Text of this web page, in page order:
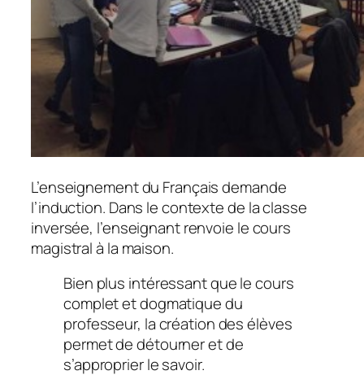
L’enseignement du Français demande
l’induction. Dans le contexte de la classe
inversée, l’enseignant renvoie le cours
magistral à la maison.
Bien plus intéressant que le cours
complet et dogmatique du
professeur, la création des élèves
permet de détourner et de
s’approprier le savoir.